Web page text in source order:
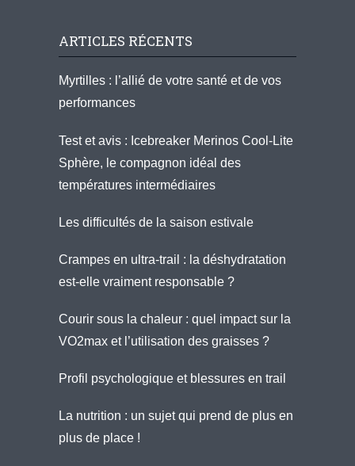
ARTICLES RÉCENTS
Myrtilles : l’allié de votre santé et de vos
performances
Test et avis : Icebreaker Merinos Cool-Lite
Sphère, le compagnon idéal des
températures intermédiaires
Les difficultés de la saison estivale
Crampes en ultra-trail : la déshydratation
est-elle vraiment responsable ?
Courir sous la chaleur : quel impact sur la
VO2max et l’utilisation des graisses ?
Profil psychologique et blessures en trail
La nutrition : un sujet qui prend de plus en
plus de place !